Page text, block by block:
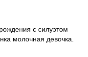
с силуэтом
молочная девочка.